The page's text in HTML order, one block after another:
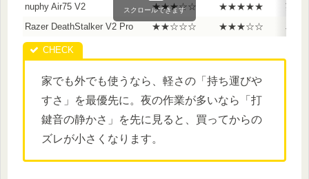
nuphy Air75 V2
★★★☆☆ ★★★★★ 英語
Razer DeathStalker V2 Pro
★★☆☆☆ ★★★☆☆ JIS
スクロールできます
家でも外でも使うなら、軽さの「持ち運びや
すさ」を最優先に。夜の作業が多いなら「打
鍵音の静かさ」を先に見ると、買ってからの
ズレが小さくなります。